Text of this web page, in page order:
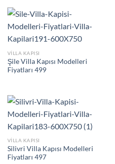
VILLA KAPISI
Şile Villa Kapısı Modelleri
Fiyatları 499
VILLA KAPISI
Silivri Villa Kapısı Modelleri
Fiyatları 497